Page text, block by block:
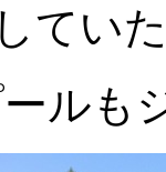
てい
ルも